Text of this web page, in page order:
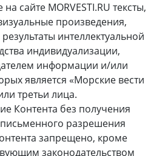
сайте MORVESTI.RU тексты,
произведения,
интеллектуальной
индивидуализации,
информации и/или
является «Морские вести
третьи лица.
Контента без получения
разрешения
запрещено, кроме
законодательством